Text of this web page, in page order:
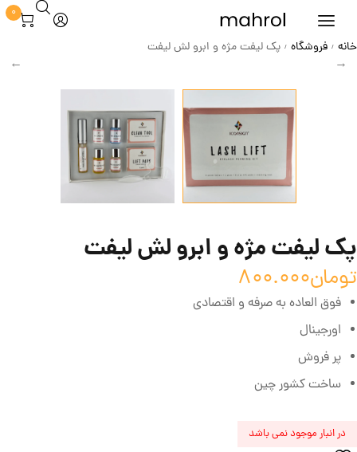
0
خانه / فروشگاه / پک لیفت مژه و ابرو لش لیفت
پک لیفت مژه و ابرو لش لیفت
تومان800.000
فوق العاده به صرفه و اقتصادی
اورجینال
پر فروش
ساخت کشور چین
در انبار موجود نمی باشد